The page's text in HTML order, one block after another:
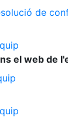
de
el web de